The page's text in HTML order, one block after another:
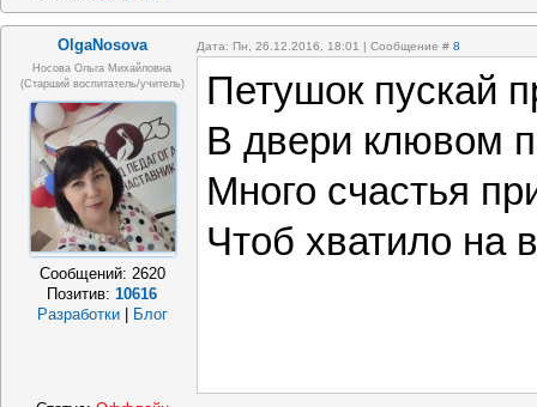
OlgaNosova Дата: Пн, 26.12.2016, 18:01 | Сообщение # 8
Носова Ольга Михайловна
(старший воспитатель/учитель)
Сообщений: 2620
Позитив:10616
Разработки
Блог
Петушок пускай
В двери клювом
Много счастья
Чтоб хватило на